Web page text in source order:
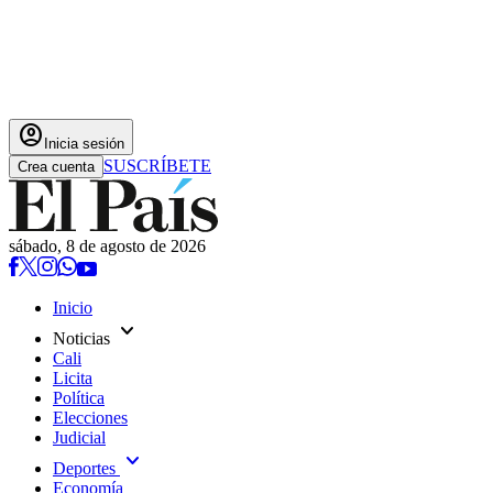
account_circle Inicia sesión
Crea cuenta SUSCRÍBETE
sábado, 8 de agosto de 2026
Inicio
Noticias expand_more
Cali
Licita
Política
Elecciones
Judicial
Deportes expand_more
Economía